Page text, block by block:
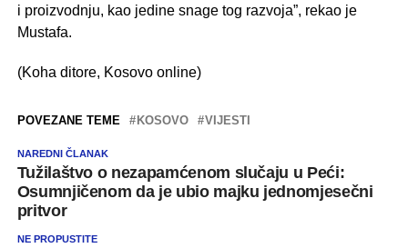
i proizvodnju, kao jedine snage tog razvoja”, rekao je
Mustafa.
(Koha ditore, Kosovo online)
POVEZANE TEME KOSOVO VIJESTI
NAREDNI ČLANAK
Tužilaštvo o nezapamćenom slučaju u Peći:
Osumnjičenom da je ubio majku jednomjesečni
pritvor
NE PROPUSTITE